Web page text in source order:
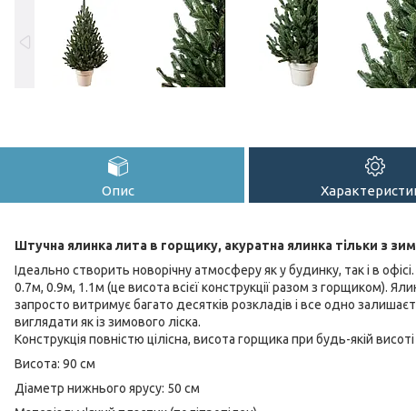
Опис
Штучна ялинка лита в горщику, акуратна ялинка тільки з
Ідеально створить новорічну атмосферу як у будинку, так і в
0.7м, 0.9м, 1.1м (це висота всієї конструкції разом з горщиком).
запросто витримує багато десятків розкладів і все одно
виглядати як із зимового ліска.
Конструкція повністю цілісна, висота горщика при будь-якій
Висота: 90 см
Діаметр нижнього ярусу: 50 см